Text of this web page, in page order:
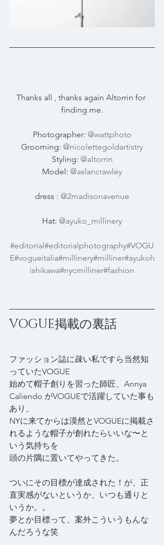
Thanks all , thanks again Altorrin for
finding me.
Photographer: @wattphoto
Grooming: @nicolettegoldartistry
Styling: @altorrin
Model: @aslancrawley
dress : @2madisonavenue
Hat: @ayuko_millinery
#editorial#editorialphotography#VOGU
E#vogueitalia#millinery#milliner#ayukoh
ishikawa#nycmilliner#fashion
VOGUE掲載の裏話
ファッション誌に疎い私ですら当然知
っていたVOGUE
始めて帽子創りを習った師匠、Annya
Caliendo がVOGUEで活躍していた事も
あり、
NYに来てからは漠然とVOGUEに掲載さ
れるような帽子が創れたらいいな〜と
いう気持ちを
頭の片隅に置いてやってきた。
ついにその目標が達成された！が、正
直実感がないというか、いつも通りと
いうか。。
夢とか目標って、案外こういうもんな
んだろうな笑